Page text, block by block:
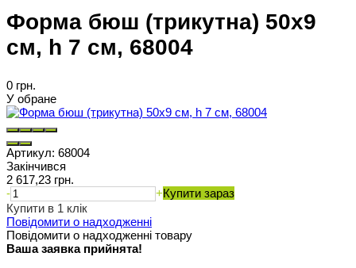
Форма бюш (трикутна) 50х9
см, h 7 см, 68004
0 грн.
У обране
Артикул: 68004
Закінчився
2 617,23 грн.
-
+Купити зараз
Купити в 1 клік
Повідомити о надходженні
Повідомити о надходженні товару
Ваша заявка прийнята!